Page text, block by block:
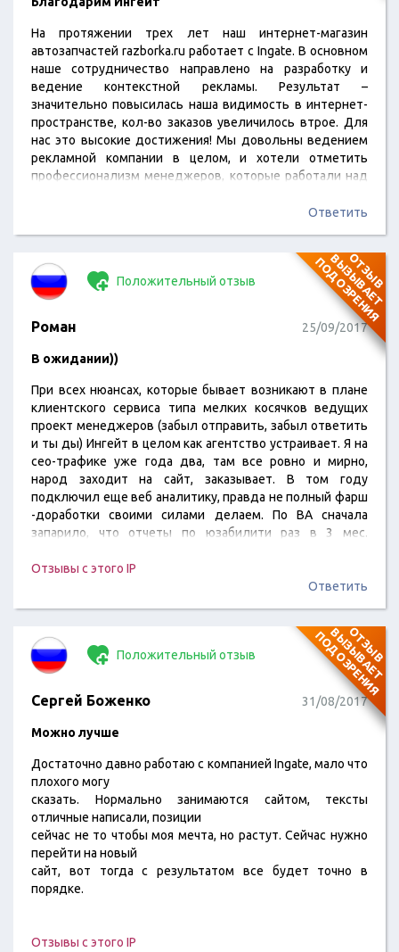
На протяжении трех лет наш интернет-магазин
автозапчастей razborka.ru работает с Ingate. В основном
наше сотрудничество направлено на разработку и
ведение контекстной рекламы. Результат –
значительно повысилась наша видимость в интернет-
пространстве, кол-во заказов увеличилось втрое. Для
нас это высокие достижения! Мы довольны ведением
рекламной компании в целом, и хотели отметить
профессионализм менеджеров, которые работали над
Ответить
О
Т
З
Ы
В
В
Ы
З
Ы
В
А
Е
Т
П
О
Д
О
З
Р
Е
Н
И
Я
Положительный отзыв
Роман 25/09/2017
В ожидании))
При всех нюансах, которые бывает возникают в плане
клиентского сервиса типа мелких косячков ведущих
проект менеджеров (забыл отправить, забыл ответить
и ты ды) Ингейт в целом как агентство устраивает. Я на
сео-трафике уже года два, там все ровно и мирно,
народ заходит на сайт, заказывает. В том году
подключил еще веб аналитику, правда не полный фарш
-доработки своими силами делаем. По ВА сначала
запарило, что отчеты по юзабилити раз в 3 мес.
и вот это все. Ровно до первого отчета. Он был такой,
что мой программист не успел за квартал все
Отзывы с этого IP
Ответить
О
Т
З
Ы
В
В
Ы
З
Ы
В
А
Е
Т
П
О
Д
О
З
Р
Е
Н
И
Я
Положительный отзыв
Сергей Боженко 31/08/2017
Можно лучше
Достаточно давно работаю с компанией Ingate, мало что
плохого могу
сказать. Нормально занимаются сайтом, тексты
отличные написали, позиции
сейчас не то чтобы моя мечта, но растут. Сейчас нужно
перейти на новый
сайт, вот тогда с результатом все будет точно в
порядке.
Отзывы с этого IP